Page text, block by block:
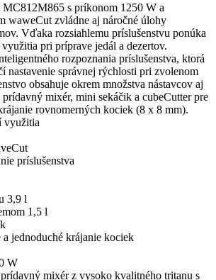
MC812M865 s príkonom 1250 W a
waweCut zvládne aj náročné úlohy
Vďaka rozsiahlemu príslušenstvu ponúka
pri príprave jedál a dezertov.
rozpoznania príslušenstva, ktorá
nastavenie správnej rýchlosti pri zvolenom
obsahuje okrem množstva nástavcov aj
mixér, mini sekáčik a cubeCutter pre
rovnomerných kociek (8 x 8 mm).
využitia
príslušenstva
3,9 l
1,5 l
jednoduché krájanie kociek
W
mixér z vysoko kvalitného tritanu s